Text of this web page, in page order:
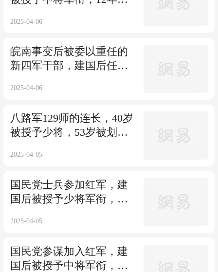
2025-04-06
皖南事变后被委以重任的
新四军干部，建国后任副
2025-04-06
八路军129师的连长，40岁
被授予少将，53岁被划为
2025-04-05
国民党士兵参加红军，建
国后被授予少将军衔，担
2025-04-05
国民党参谋加入红军，建
国后被授予中将军衔，曾